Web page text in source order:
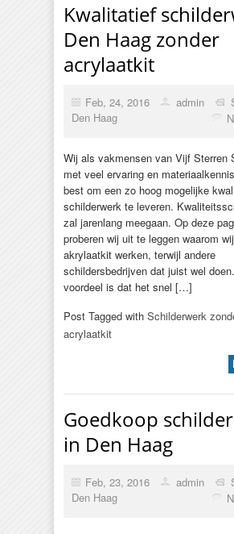
Kwalitatief
Den Haag zonder
acrylaatkit
Feb, 24, 2016 admin
Den Haag
Wij als vakmensen van Vijf Sterren
met veel ervaring en
best om een zo hoog mogelijke
schilderwerk te leveren.
zal jarenlang meegaan. Op deze
proberen wij uit te leggen waarom
akrylaatkit werken, terwijl andere
schildersbedrijven dat juist wel
voordeel is dat het snel […]
Post Tagged with Schilderwerk
acrylaatkit
Goedkoop
in Den Haag
Feb, 23, 2016 admin
Den Haag